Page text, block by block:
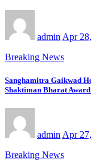
admin Apr
Breaking News
Sanghamitra Gaikwad
Shaktiman Bharat
adminApr
Breaking News